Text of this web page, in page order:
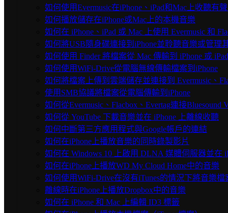
如何使用Evermusic在iPhone、iPad和Mac上收聽有
如何播放儲存在iPhone或Mac上的本機音樂
如何在 iPhone、iPad 或 Mac 上使用 Evermusic 和
如何將USB隨身碟連接到iPhone並聆聽音樂或管理
如何使用 Finder 將檔案從 Mac 傳輸到 iPhone 或 iPad
如何使用WiFi-Drive從電腦無線傳輸檔案到iPhone
如何將檔案上傳到雲端儲存並連接到 Evermusic、
使用SMB協議將檔案從電腦傳輸到iPhone
如何從Evermusic、Flacbox、Evertag連接
如何從 YouTube 下載音樂並在 iPhone 上離線收聽
如何中斷第三方應用程式與Google帳戶的連結
如何在iPhone上播放音樂的同時錄製影片
如何在 Windows 10 上啟用 DLNA 媒體伺服器並在
如何在iPhone上播放WD My Cloud Home中的音樂
如何使用WiFi-Drive在沒有iTunes的情況下將音樂檔
離線時在iPhone上播放Dropbox中的音樂
如何在 iPhone 和 Mac 上編輯 ID3 標籤